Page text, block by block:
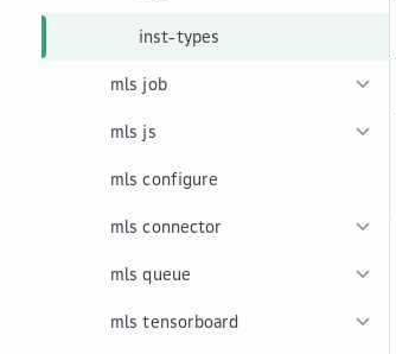
inst-types
mls job
mls js
mls configure
mls connector
mls queue
mls tensorboard